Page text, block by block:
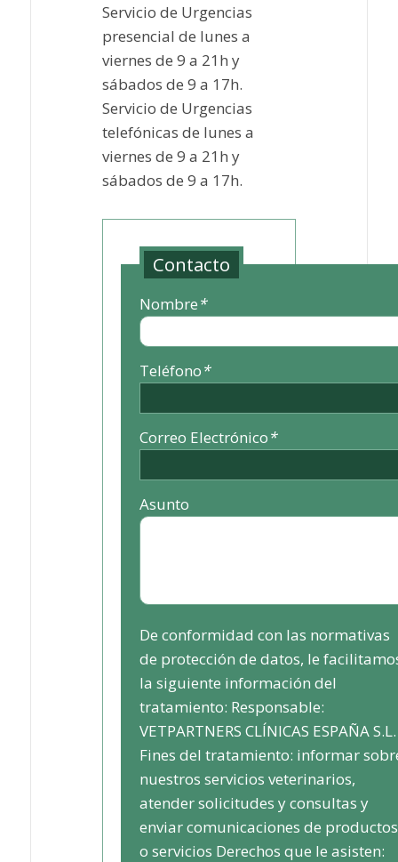
Servicio de Urgencias
presencial de lunes a
viernes de 9 a 21h y
sábados de 9 a 17h.
Servicio de Urgencias
telefónicas de lunes a
viernes de 9 a 21h y
sábados de 9 a 17h.
Contacto
Nombre*
Teléfono*
Correo Electrónico*
Asunto
De conformidad con las normativas
de protección de datos, le
la siguiente información del
tratamiento: Responsable:
VETPARTNERS CLÍNICAS ESPAÑA S.L.
Fines del tratamiento: informar
nuestros servicios veterinarios,
atender solicitudes y consultas y
enviar comunicaciones de productos
o servicios Derechos que le asisten: